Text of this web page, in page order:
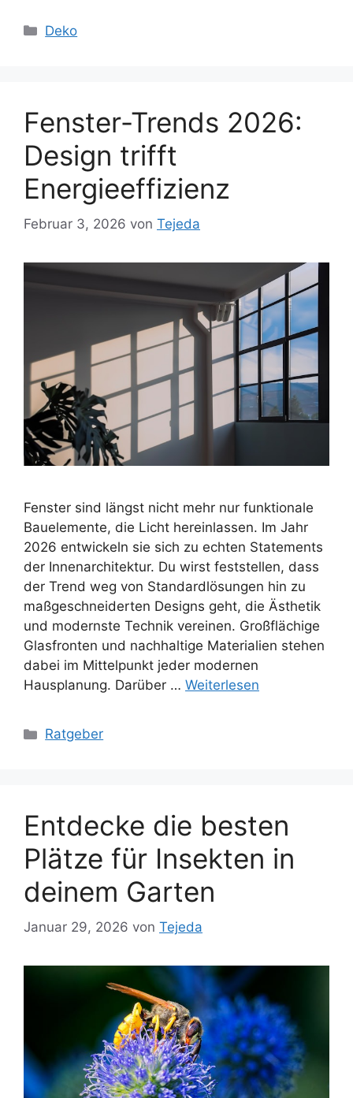
Kategorien
Deko
Fenster-Trends 2026:
Design trifft
Energieeffizienz
Februar 3, 2026 von Tejeda
Fenster sind längst nicht mehr nur funktionale
Bauelemente, die Licht hereinlassen. Im Jahr
2026 entwickeln sie sich zu echten Statements
der Innenarchitektur. Du wirst feststellen, dass
der Trend weg von Standardlösungen hin zu
maßgeschneiderten Designs geht, die Ästhetik
und modernste Technik vereinen. Großflächige
Glasfronten und nachhaltige Materialien stehen
dabei im Mittelpunkt jeder modernen
Hausplanung. Darüber … Weiterlesen
Kategorien
Ratgeber
Entdecke die besten
Plätze für Insekten in
deinem Garten
Januar 29, 2026 von Tejeda